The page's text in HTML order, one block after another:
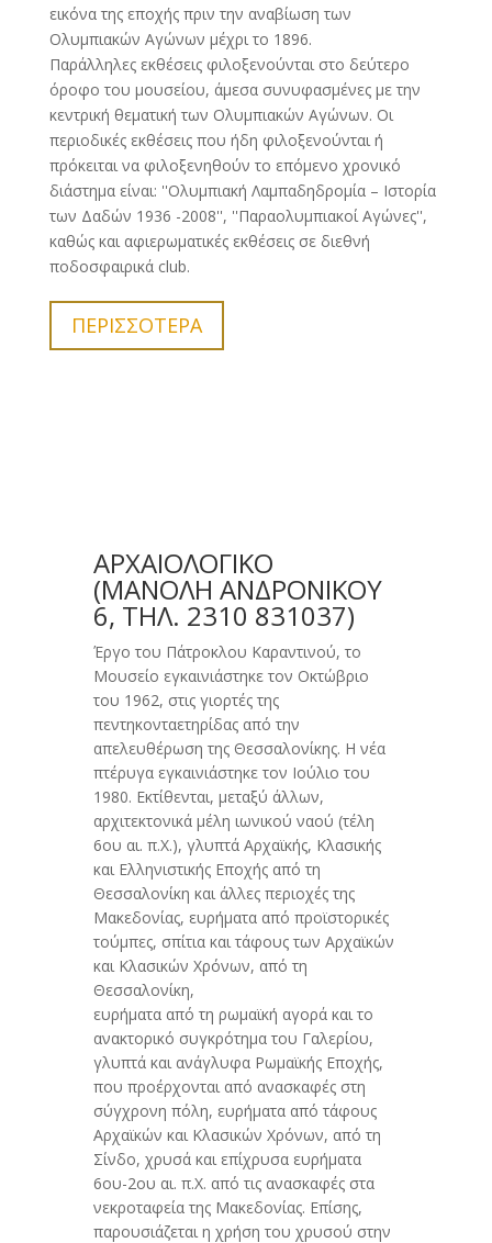
εικόνα της εποχής πριν την αναβίωση των
Ολυμπιακών Αγώνων μέχρι το 1896.
Παράλληλες εκθέσεις φιλοξενούνται στο δεύτερο
όροφο του μουσείου, άμεσα συνυφασμένες με την
κεντρική θεματική των Ολυμπιακών Αγώνων. Οι
περιοδικές εκθέσεις που ήδη φιλοξενούνται ή
πρόκειται να φιλοξενηθούν το επόμενο χρονικό
διάστημα είναι: ''Ολυμπιακή Λαμπαδηδρομία – Ιστορία
των Δαδών 1936 -2008'', ''Παραολυμπιακοί Αγώνες'',
καθώς και αφιερωματικές εκθέσεις σε διεθνή
ποδοσφαιρικά club.
ΠΕΡΙΣΣΌΤΕΡΑ
ΑΡΧΑΙΟΛΟΓΙΚΟ
(ΜΑΝΌΛΗ ΑΝΔΡΌΝΙΚΟΥ
6, ΤΗΛ. 2310 831037)
Έργο του Πάτροκλου Καραντινού, το
Μουσείο εγκαινιάστηκε τον Οκτώβριο
του 1962, στις γιορτές της
πεντηκονταετηρίδας από την
απελευθέρωση της Θεσσαλονίκης. Η νέα
πτέρυγα εγκαινιάστηκε τον Ιούλιο του
1980. Eκτίθενται, μεταξύ άλλων,
αρχιτεκτονικά μέλη ιωνικού ναού (τέλη
6ου αι. π.Χ.), γλυπτά Αρχαϊκής, Κλασικής
και Ελληνιστικής Εποχής από τη
Θεσσαλονίκη και άλλες περιοχές της
Μακεδονίας, ευρήματα από προϊστορικές
τούμπες, σπίτια και τάφους των Αρχαϊκών
και Κλασικών Χρόνων, από τη
Θεσσαλονίκη,
ευρήματα από τη ρωμαϊκή αγορά και το
ανακτορικό συγκρότημα του Γαλερίου,
γλυπτά και ανάγλυφα Ρωμαϊκής Εποχής,
που προέρχονται από ανασκαφές στη
σύγχρονη πόλη, ευρήματα από τάφους
Αρχαϊκών και Κλασικών Χρόνων, από τη
Σίνδο, χρυσά και επίχρυσα ευρήματα
6ου-2ου αι. π.Χ. από τις ανασκαφές στα
νεκροταφεία της Μακεδονίας. Επίσης,
παρουσιάζεται η χρήση του χρυσού στην